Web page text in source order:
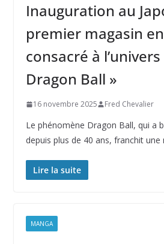
Inauguration au
premier magasin
consacré à
Dragon Ball »
16 novembre 2025 Fred Chevalier
Le phénomène Dragon Ball, qui a
depuis plus de 40 ans, franchit
Lire la suite
MANGA